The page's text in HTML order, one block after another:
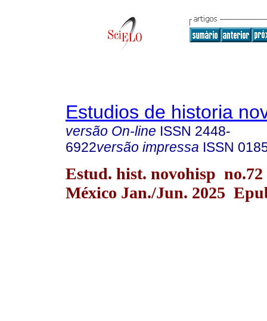
Estudios de historia
versão On-line ISSN 2448-
6922versão impressa ISSN
Estud. hist. novohisp
México Jan./Jun. 2025